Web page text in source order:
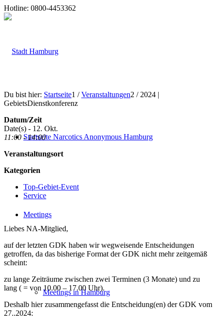
Hotline: 0800-4453362
Startseite Narcotics Anonymous Hamburg
Meetings
Meetings in Hamburg
Du bist hier: Startseite1 / Veranstaltungen2 / 2024 |
GebietsDienstkonferenz
Datum/Zeit
Date(s) - 12. Okt.
11:00 - 14:00
Veranstaltungsort
Kategorien
Top-Gebiet-Event
Service
Liebes NA-Mitglied,
auf der letzten GDK haben wir wegweisende Entscheidungen
getroffen, da das bisherige Format der GDK nicht mehr zeitgemäß
scheint:
zu lange Zeiträume zwischen zwei Terminen (3 Monate) und zu
lang ( = von 10.00 – 17.00 Uhr).
Deshalb hier zusammengefasst die Entscheidung(en) der GDK vom
27..2024: